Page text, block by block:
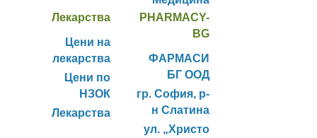
Лекарства
Цени на
лекарства
Цени по
НЗОК
Лекарства
PHARMACY-
BG
ФАРМАСИ
БГ ООД
гр. София, р-
н Слатина
ул. „Христо